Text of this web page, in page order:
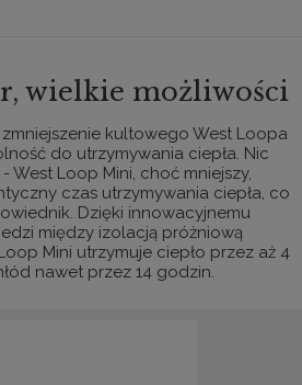
wielkie możliwości
kultowego West Loopa
do utrzymywania ciepła. Nic
West Loop Mini, choć mniejszy,
czas utrzymywania ciepła, co
Dzięki innowacyjnemu
między izolacją próżniową
Mini utrzymuje ciepło przez aż 4
nawet przez 14 godzin.